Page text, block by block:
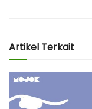
Artikel Terkait